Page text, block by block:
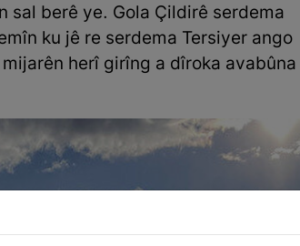
sal berê ye. Gola Çildirê serdema
ku jê re serdema Tersiyer ango
herî girîng a dîroka avabûna